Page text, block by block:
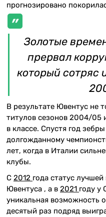
прогнозировано
Золотые
прервал
который сотряс
В результате Ювентус не
титулов сезонов 2004/
в классе. Спустя год
долгожданному
лет, когда в Италии
клубы.
С 2012 года статус
Ювентуса , а в 2021 году у
уникальная возможность
десятый раз подряд